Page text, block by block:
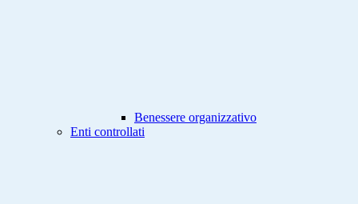
Benessere organizzativo
Enti controllati